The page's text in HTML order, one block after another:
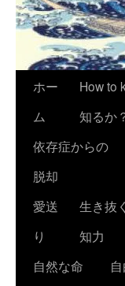
テ
ツ
ホー
ム
How to
知るか
依存症からの
脱却
愛送
り
生き抜く
知力
自然な命